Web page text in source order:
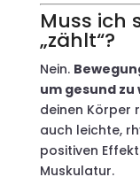
Muss ich
„zählt“?
Nein.
um gesund zu
deinen Körper
auch leichte,
positiven
Muskulatur.